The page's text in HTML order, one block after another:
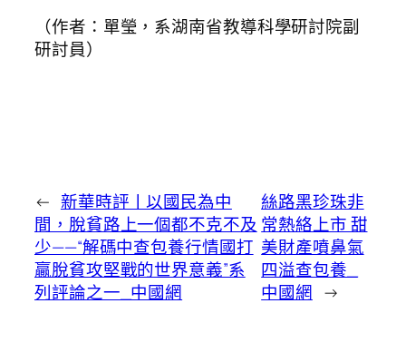
（作者：單瑩，系湖南省教導科學研討院副
研討員）
← 新華時評丨以國民為中
間，脫貧路上一個都不克不及
少——“解碼中查包養行情國打
贏脫貧攻堅戰的世界意義”系
列評論之一_中國網
絲路黑珍珠非
常熱絡上市 甜
美財產噴鼻氣
四溢查包養_
中國網 →